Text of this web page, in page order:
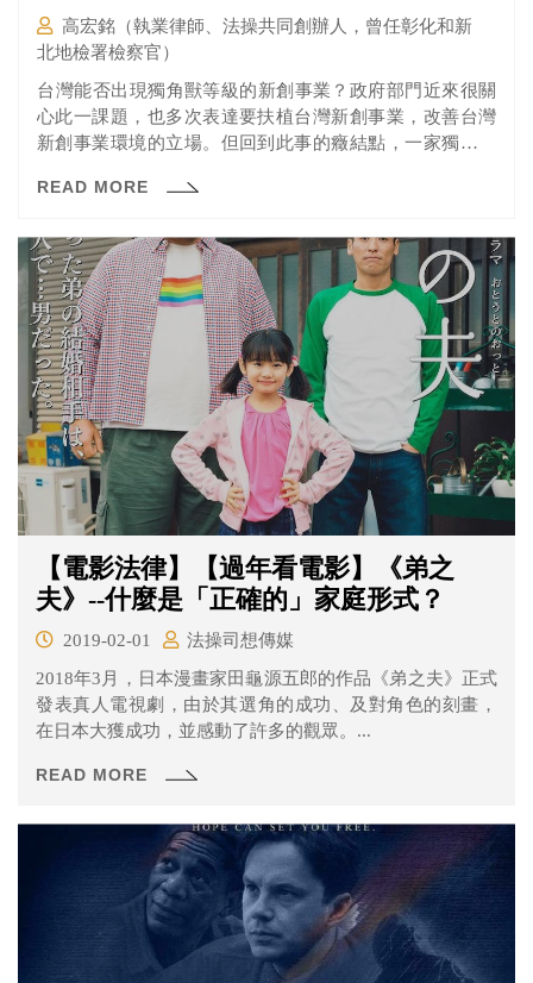
高宏銘（執業律師、法操共同創辦人，曾任彰化和新
北地檢署檢察官）
​台灣能否出現獨角獸等級的新創事業？政府部門近來很關
心此一課題，也多次表達要扶植台灣新創事業，改善台灣
新創事業環境的立場。但回到此事的癥結點，一家獨角獸
READ MORE
【電影法律】【過年看電影】《弟之
夫》--什麼是「正確的」家庭形式？
2019-02-01
法操司想傳媒
2018年3月，日本漫畫家田龜源五郎的作品《弟之夫》正式
發表真人電視劇，由於其選角的成功、及對角色的刻畫，
在日本大獲成功，並感動了許多的觀眾。...
READ MORE